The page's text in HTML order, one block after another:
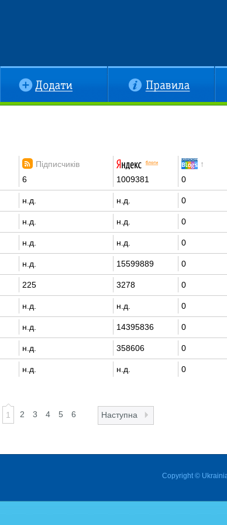
Додати Правила
Підписчиків ↑
6 1009381 0
н.д. н.д. 0
н.д. н.д. 0
н.д. н.д. 0
н.д. 15599889 0
225 3278 0
н.д. н.д. 0
н.д. 14395836 0
н.д. 358606 0
н.д. н.д. 0
1 2 3 4 5 6 Наступна
Copyright ©